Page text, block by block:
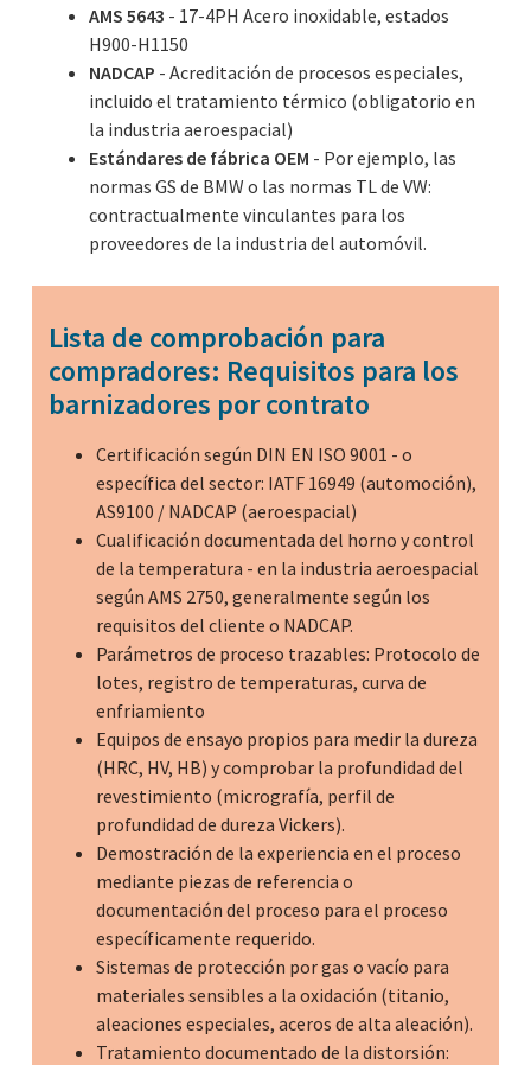
AMS 5643 - 17-4PH Acero inoxidable, estados
H900-H1150
NADCAP - Acreditación de procesos especiales,
incluido el tratamiento térmico (obligatorio en
la industria aeroespacial)
Estándares de fábrica OEM - Por ejemplo, las
normas GS de BMW o las normas TL de VW:
contractualmente vinculantes para los
proveedores de la industria del automóvil.
Lista de comprobación para
compradores: Requisitos para los
barnizadores por contrato
Certificación según DIN EN ISO 9001 - o
específica del sector: IATF 16949 (automoción),
AS9100 / NADCAP (aeroespacial)
Cualificación documentada del horno y control
de la temperatura - en la industria aeroespacial
según AMS 2750, generalmente según los
requisitos del cliente o NADCAP.
Parámetros de proceso trazables: Protocolo de
lotes, registro de temperaturas, curva de
enfriamiento
Equipos de ensayo propios para medir la dureza
(HRC, HV, HB) y comprobar la profundidad del
revestimiento (micrografía, perfil de
profundidad de dureza Vickers).
Demostración de la experiencia en el proceso
mediante piezas de referencia o
documentación del proceso para el proceso
específicamente requerido.
Sistemas de protección por gas o vacío para
materiales sensibles a la oxidación (titanio,
aleaciones especiales, aceros de alta aleación).
Tratamiento documentado de la distorsión: